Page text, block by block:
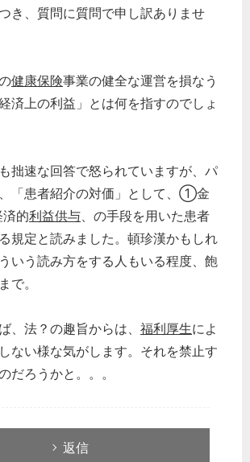
、質問に質問で申し訳ありませ
健康保険事業の健全な運営を損なう
済上の利益」とは何を指すのでしょ
速な回答で怒られていますが、パ
「患者紹介の対価」として、①金
的利益供与、の手段を用いた患者
規定と読みました。頓珍漢かもしれ
いう読み方をする人もいる程度、飽
で。
法？の趣旨からは、 福利厚生によ
ない様な気がします。それを禁止す
だろうかと。。。
返信